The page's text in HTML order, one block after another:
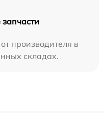
производителя в
складах.